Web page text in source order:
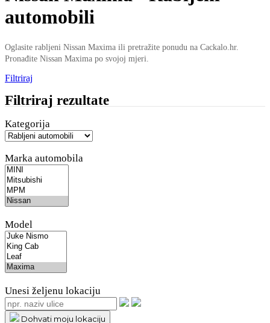
automobili
Oglasite rabljeni Nissan Maxima ili pretražite ponudu na Cackalo.hr.
Pronađite Nissan Maxima po svojoj mjeri.
Filtriraj
Filtriraj rezultate
Kategorija
Marka automobila
Model
Unesi željenu lokaciju
Dohvati moju lokaciju